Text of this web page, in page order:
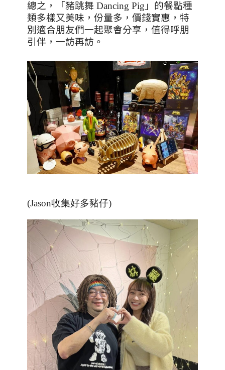
總之，「豬跳舞 Dancing Pig」的餐點種
類多樣又美味，份量多，價錢實惠，特
別適合朋友們一起聚會分享，值得呼朋
引伴，一訪再訪。
(Jason收集好多豬仔)